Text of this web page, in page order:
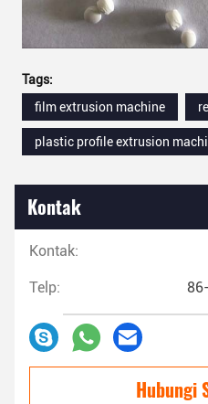
Tags:
film extrusion machine
plastic profile extrusion
Kontak
Kontak:
Telp:
Hubungi